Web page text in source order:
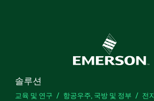
솔루션
교육 및 연구 항공우주, 국방 및 정부 전